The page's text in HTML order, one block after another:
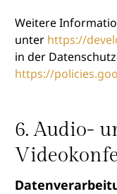
Weitere
unter https://
in der
https://
6. Audio-